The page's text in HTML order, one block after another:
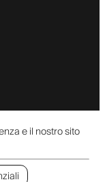
e il nostro sito